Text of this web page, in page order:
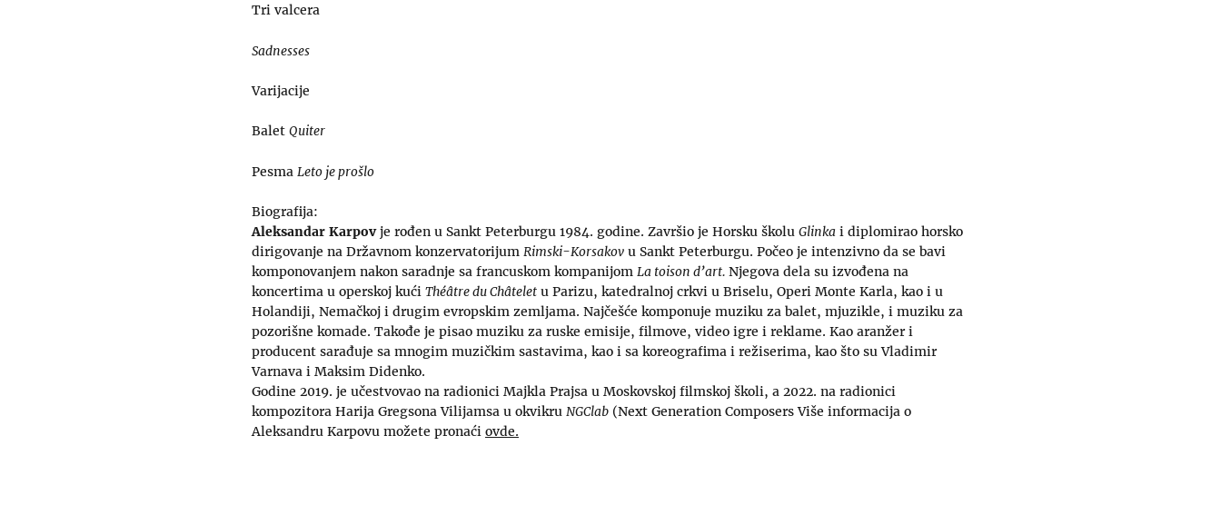
Tri valcera
Sadnesses
Varijacije
Balet Quiter
Pesma Leto je prošlo
Biografija:
Aleksandar Karpovje rođen u Sankt Peterburgu 1984. godine. Završio je Horsku školu Glinka i diplomirao horsko
dirigovanje na Državnom konzervatorijum Rimski-Korsakov u Sankt Peterburgu. Počeo je intenzivno da se bavi
komponovanjem nakon saradnje sa francuskom kompanijom La toison d’art. Njegova dela su izvođena na
koncertima u operskoj kući Théâtre du Châtelet u Parizu, katedralnoj crkvi u Briselu, Operi Monte Karla, kao i u
Holandiji, Nemačkoj i drugim evropskim zemljama. Najčešće komponuje muziku za balet, mjuzikle, i muziku za
pozorišne komade. Takođe je pisao muziku za ruske emisije, filmove, video igre i reklame. Kao aranžer i
producent sarađuje sa mnogim muzičkim sastavima, kao i sa koreografima i režiserima, kao što su Vladimir
Varnava i Maksim Didenko.
Godine 2019. je učestvovao na radionici Majkla Prajsa u Moskovskoj filmskoj školi, a 2022. na radionici
kompozitora Harija Gregsona Vilijamsa u okvikru NGClab (Next Generation Composers Više informacija o
Aleksandru Karpovu možete pronaći ovde.